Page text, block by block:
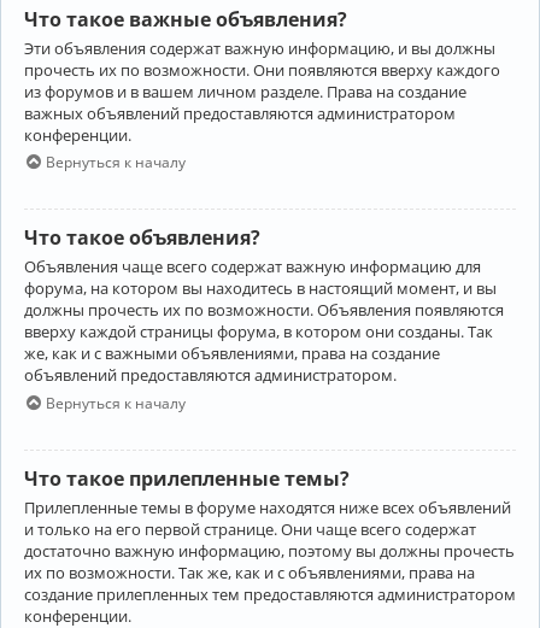
Что такое важные объявления?
Эти объявления содержат важную информацию, и вы должны
прочесть их по возможности. Они появляются вверху каждого
из форумов и в вашем личном разделе. Права на создание
важных объявлений предоставляются администратором
конференции.
Вернуться к началу
Что такое объявления?
Объявления чаще всего содержат важную информацию для
форума, на котором вы находитесь в настоящий момент, и вы
должны прочесть их по возможности. Объявления появляются
вверху каждой страницы форума, в котором они созданы. Так
же, как и с важными объявлениями, права на создание
объявлений предоставляются администратором.
Вернуться к началу
Что такое прилепленные темы?
Прилепленные темы в форуме находятся ниже всех объявлений
и только на его первой странице. Они чаще всего содержат
достаточно важную информацию, поэтому вы должны прочесть
их по возможности. Так же, как и с объявлениями, права на
создание прилепленных тем предоставляются администратором
конференции.